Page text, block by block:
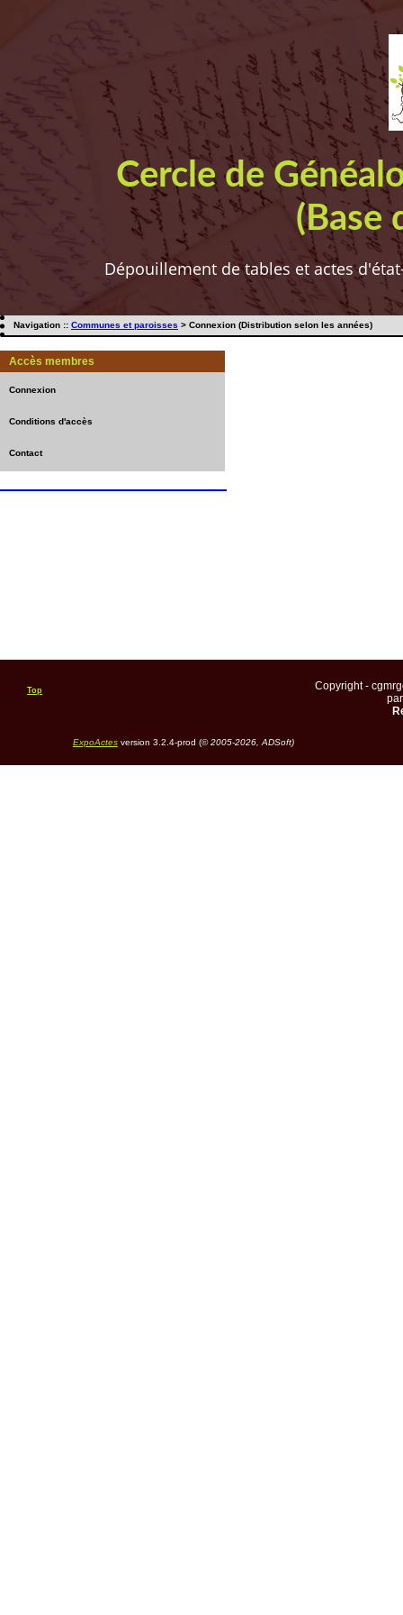
Cercle de
(Base
Dépouillement de tables et actes
Navigation :: Communes et paroisses > Connexion (Distribution selon les années)
Accès membres
Connexion
Conditions d'accès
Contact
Top
Copyright -
ExpoActesversion 3.2.4-prod (©2005-2026, ADSoft)